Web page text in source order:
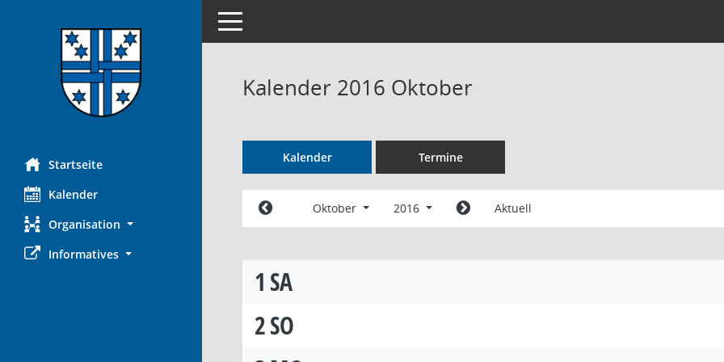
Startseite
Kalender
Organisation
Informatives
Toggle navigation
Kalender 2016 Oktober
Kalender Termine
Oktober 2016 Aktuell
1 SA
2SO